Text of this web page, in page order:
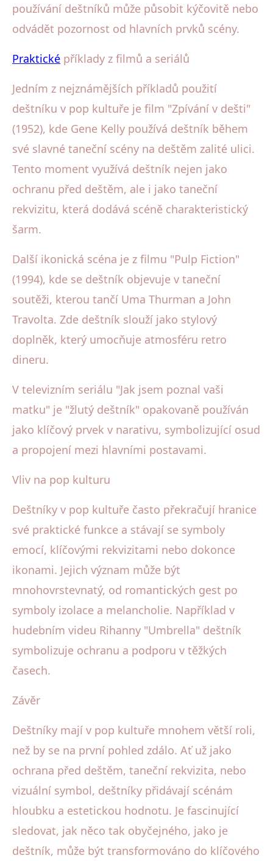
používání deštníků může působit kýčovitě nebo
odvádět pozornost od hlavních prvků scény.
Praktické příklady z filmů a seriálů
Jedním z nejznámějších příkladů použití
deštníku v pop kultuře je film "Zpívání v dešti"
(1952), kde Gene Kelly používá deštník během
své slavné taneční scény na deštěm zalité ulici.
Tento moment využívá deštník nejen jako
ochranu před deštěm, ale i jako taneční
rekvizitu, která dodává scéně charakteristický
šarm.
Další ikonická scéna je z filmu "Pulp Fiction"
(1994), kde se deštník objevuje v taneční
soutěži, kterou tančí Uma Thurman a John
Travolta. Zde deštník slouží jako stylový
doplněk, který umocňuje atmosféru retro
dineru.
V televizním seriálu "Jak jsem poznal vaši
matku" je "žlutý deštník" opakovaně používán
jako klíčový prvek v narativu, symbolizující osud
a propojení mezi hlavními postavami.
Vliv na pop kulturu
Deštníky v pop kultuře často překračují hranice
své praktické funkce a stávají se symboly
emocí, klíčovými rekvizitami nebo dokonce
ikonami. Jejich význam může být
mnohovrstevnatý, od romantických gest po
symboly izolace a melancholie. Například v
hudebním videu Rihanny "Umbrella" deštník
symbolizuje ochranu a podporu v těžkých
časech.
Závěr
Deštníky mají v pop kultuře mnohem větší roli,
než by se na první pohled zdálo. Ať už jako
ochrana před deštěm, taneční rekvizita, nebo
vizuální symbol, deštníky přidávají scénám
hloubku a estetickou hodnotu. Je fascinující
sledovat, jak něco tak obyčejného, jako je
deštník, může být transformováno do klíčového